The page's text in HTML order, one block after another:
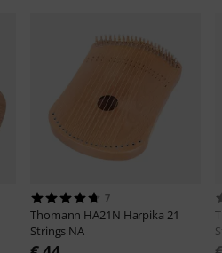
7
Thomann HA21N Harpika 21
Strings NA